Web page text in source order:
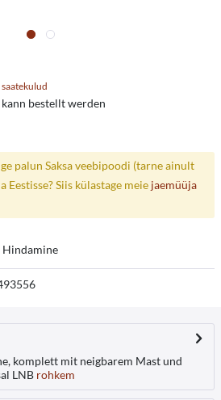
bestellt werden
palun Saksa veebipoodi (tarne ainult
Eestisse? Siis külastage meie jaemüüja
Hindamine
komplett mit neigbarem Mast und
LNB rohkem